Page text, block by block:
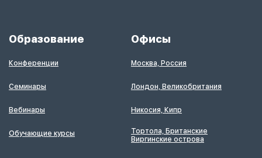
Образование
Конференции
Семинары
Вебинары
Обучающие курсы
Офисы
Москва, Россия
Лондон, Великобритания
Никосия, Кипр
Тортола, Британские
Виргинские острова